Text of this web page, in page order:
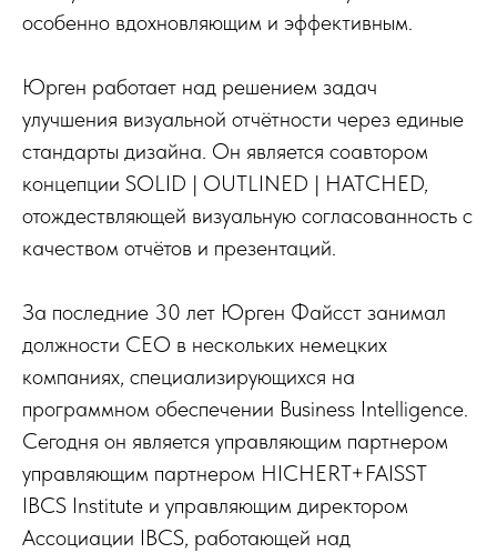
особенно вдохновляющим и эффективным.
Юрген работает над решением задач
улучшения визуальной отчётности через единые
стандарты дизайна. Он является соавтором
концепции SOLID | OUTLINED | HATCHED,
отождествляющей визуальную согласованность с
качеством отчётов и презентаций.
За последние 30 лет Юрген Файсст занимал
должности CEO в нескольких немецких
компаниях, специализирующихся на
программном обеспечении Business Intelligence.
Сегодня он является управляющим партнером
управляющим партнером HICHERT+FAISST
IBCS Institute и управляющим директором
Ассоциации IBCS, работающей над